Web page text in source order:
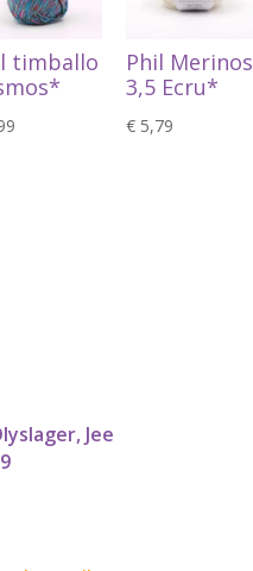
timballo
Phil Merinos
3,5 Ecru*
€5,79
Jee